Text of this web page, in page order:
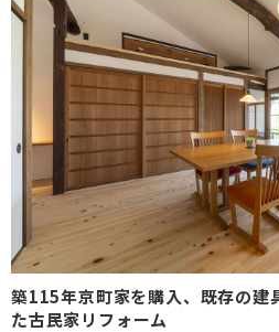
築115年京町家を購入、既存の建
た古民家リフォーム